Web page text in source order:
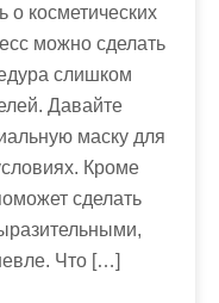
о косметических
можно сделать
слишком
Давайте
маску для
Кроме
сделать
Что […]